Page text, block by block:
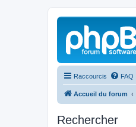
Raccourcis FAQ
Accueil du forum
Rechercher